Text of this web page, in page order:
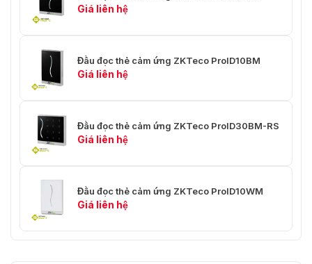
Giá liên hệ
Đầu đọc thẻ cảm ứng ZKTeco ProID10BM
Giá liên hệ
Đầu đọc thẻ cảm ứng ZKTeco ProID30BM-RS
Giá liên hệ
Đầu đọc thẻ cảm ứng ZKTeco ProID10WM
Giá liên hệ